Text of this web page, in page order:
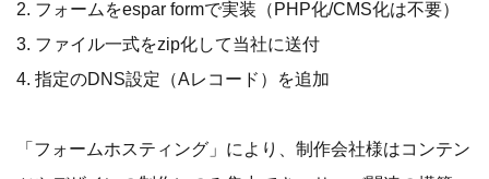
2. フォームをespar formで実装（PHP化/CMS化は不要）
3. ファイル一式をzip化して当社に送付
4. 指定のDNS設定（Aレコード）を追加
「フォームホスティング」により、制作会社様はコンテン